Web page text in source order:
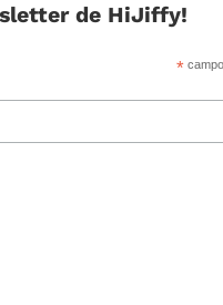
de HiJiffy!
*